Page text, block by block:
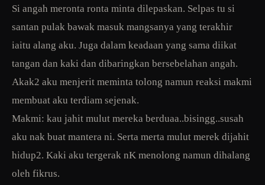
Si angah meronta ronta minta dilepaskan. Selpas tu si
santan pulak bawak masuk mangsanya yang terakhir
iaitu alang aku. Juga dalam keadaan yang sama diikat
tangan dan kaki dan dibaringkan bersebelahan angah.
Akak2 aku menjerit meminta tolong namun reaksi makmi
membuat aku terdiam sejenak.
Makmi: kau jahit mulut mereka berduaa..bisingg..susah
aku nak buat mantera ni. Serta merta mulut merek dijahit
hidup2. Kaki aku tergerak nK menolong namun dihalang
oleh fikrus.